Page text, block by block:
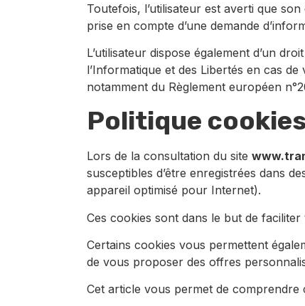
Toutefois, l’utilisateur est averti que
prise en compte d’une demande
L’utilisateur dispose également d’un
l’Informatique et des Libertés en cas
notamment du Règlement européen
Politique
Lors de la consultation du site
susceptibles d’être enregistrées dans
appareil optimisé pour Internet).
Ces cookies sont dans le but de
Certains cookies vous permettent
de vous proposer des offres
Cet article vous permet de